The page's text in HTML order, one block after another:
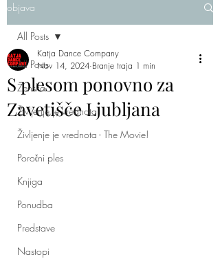
objava
All Posts
Ženska
Življenje je vrednota
Življenje je vrednota - The Movie!
Poročni ples
Knjiga
Ponudba
Predstave
Nastopi
All Posts
S plesom ponovno za
Zavetišče Ljubljana
Katja Dance Company
Nov 14, 2024 Branje traja 1 min